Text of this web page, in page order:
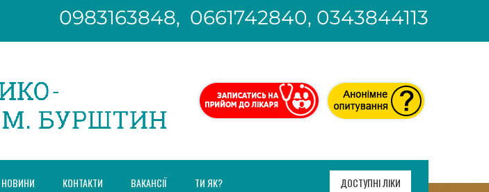
0983163848, 0661742840, 0343844113
НОВИНИ КОНТАКТИ ВАКАНСІЇ ТИ ЯК? ДОСТУПНІ ЛІКИ